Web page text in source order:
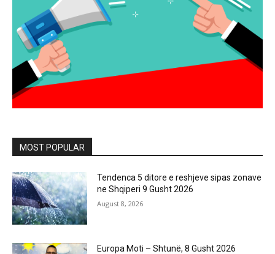
MOST POPULAR
Tendenca 5 ditore e reshjeve sipas zonave
ne Shqiperi 9 Gusht 2026
August 8, 2026
Europa Moti – Shtunë, 8 Gusht 2026